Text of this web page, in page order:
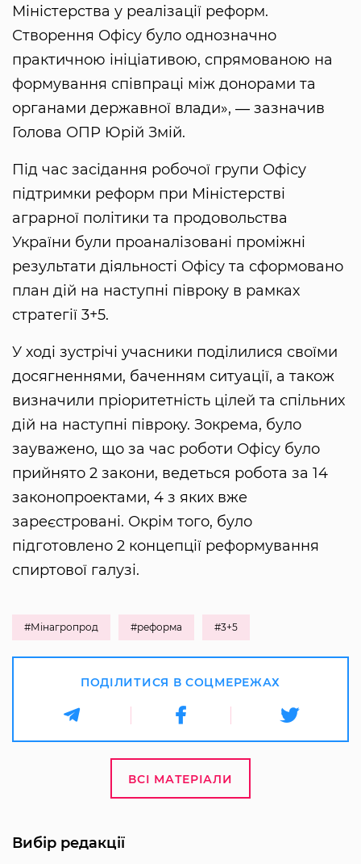
Міністерства у реалізації реформ.
Створення Офісу було однозначно
практичною ініціативою, спрямованою на
формування співпраці між донорами та
органами державної влади», ― зазначив
Голова ОПР Юрій Змій.
Під час засідання робочої групи Офісу
підтримки реформ при Міністерстві
аграрної політики та продовольства
України були проаналізовані проміжні
результати діяльності Офісу та сформовано
план дій на наступні півроку в рамках
стратегії 3+5.
У ході зустрічі учасники поділилися своїми
досягненнями, баченням ситуації, а також
визначили пріоритетність цілей та спільних
дій на наступні півроку. Зокрема, було
зауважено, що за час роботи Офісу було
прийнято 2 закони, ведеться робота за 14
законопроектами, 4 з яких вже
зареєстровані. Окрім того, було
підготовлено 2 концепції реформування
спиртової галузі.
#Мінагропрод #реформа #3+5
ПОДІЛИТИСЯ В СОЦМЕРЕЖАХ
ВСІ МАТЕРІАЛИ
Вибір редакції